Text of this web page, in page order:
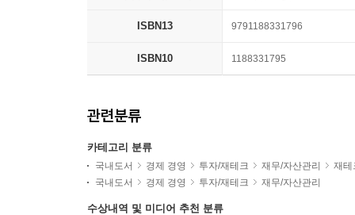
ISBN13 9791188331796
ISBN10 1188331795
관련분류
카테고리 분류
국내도서 경제 경영 투자/재테크 재무/자산관리
재테
국내도서
경제 경영 투자/재테크 재무/자산관리
수상내역 및 미디어 추천 분류